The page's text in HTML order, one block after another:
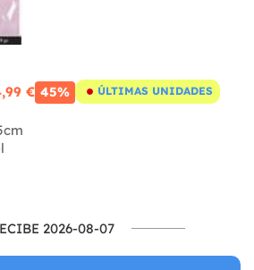
€ 45% ÚLTIMAS UNIDADES
2026-08-07